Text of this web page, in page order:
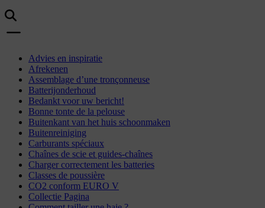
Advies en inspiratie
Afrekenen
Assemblage d’une tronçonneuse
Batterijonderhoud
Bedankt voor uw bericht!
Bonne tonte de la pelouse
Buitenkant van het huis schoonmaken
Buitenreiniging
Carburants spéciaux
Chaînes de scie et guides-chaînes
Charger correctement les batteries
Classes de poussière
CO2 conform EURO V
Collectie Pagina